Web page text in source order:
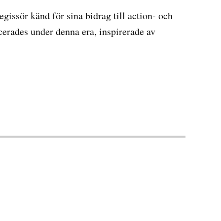
känd för sina bidrag till action- och
under denna era, inspirerade av